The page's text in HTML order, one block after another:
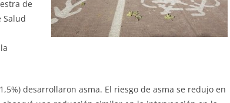
de
Salud
desarrollaron asma. El riesgo de asma se redujo en